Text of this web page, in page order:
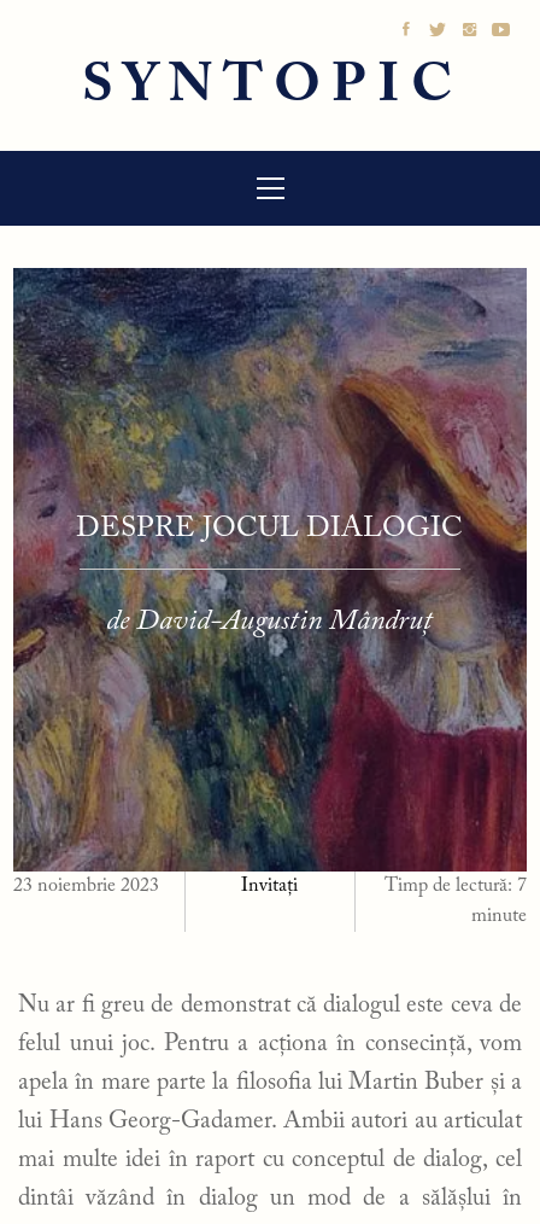
SYNTOPIC
principal
DESPRE JOCUL DIALOGIC
de David-Augustin Mândruț
23 noiembrie 2023 Invitați Timp de lectură: 7
minute
Nu ar fi greu de demonstrat că dialogul este ceva de
felul unui joc. Pentru a acționa în consecință, vom
apela în mare parte la filosofia lui Martin Buber și a
lui Hans Georg-Gadamer. Ambii autori au articulat
mai multe idei în raport cu conceptul de dialog, cel
dintâi văzând în dialog un mod de a sălășlui în